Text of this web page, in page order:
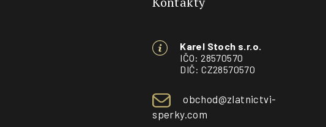
Karel Stoch s.r.o.
IČO: 28570570
DIČ: CZ28570570
obchod@zlatnictvi-
sperky.com